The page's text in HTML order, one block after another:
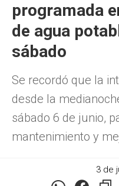
programada
de agua
sábado
Se recordó que la
desde la
sábado 6 de junio,
mantenimiento y
3 de